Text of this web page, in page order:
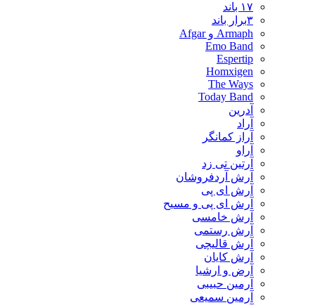
۱۷ باند
۳برار باند
Armaph و Afgar
Emo Band
Espertip
Homxigen
The Ways
Today Band
آدرین
آراد
آراز کمانگر
آراو
آرتین تی زد
آرش آردفروشان
آرش ای پی
آرش ای پی و مسیح
آرش خامسی
آرش رستمی
آرش قالیچی
آرش کایان
​آرض و ارشیا
آرمین حبیبی
آرمین سمیعی